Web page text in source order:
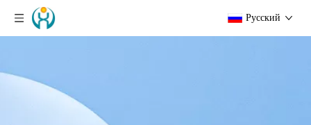
Pусский